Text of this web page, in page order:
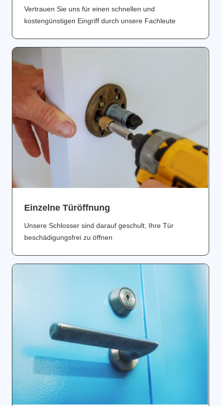
Vertrauen Sie uns für einen schnellen und
kostengünstigen Eingriff durch unsere Fachleute
Einzelne Türöffnung
Unsere Schlosser sind darauf geschult, Ihre Tür
beschädigungsfrei zu öffnen